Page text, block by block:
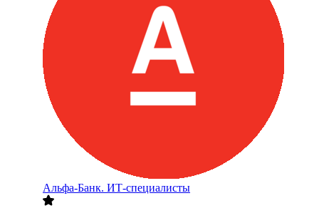
Альфа-Банк. ИТ-специалисты